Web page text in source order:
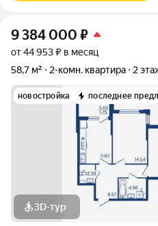
9 384 000 ₽
от 44 953 ₽ в месяц
58,7 м²
2-комн. квартира 2
новостройка последнее
3D-тур